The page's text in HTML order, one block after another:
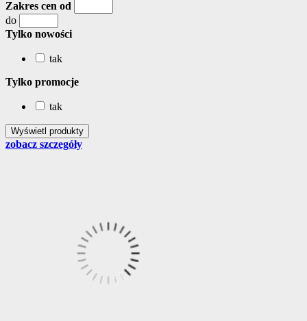
Zakres cen od
do
Tylko nowości
tak
Tylko promocje
tak
zobacz szczegóły